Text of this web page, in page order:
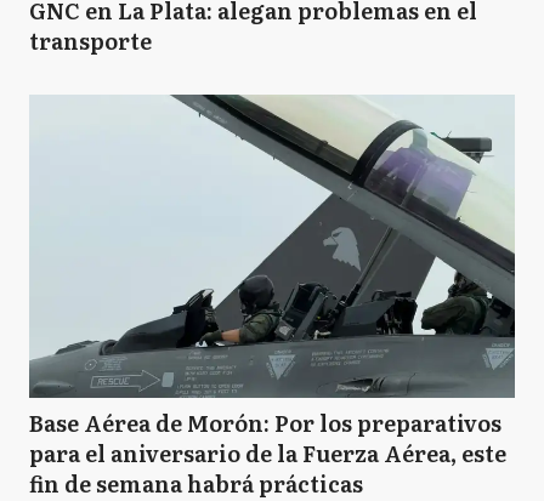
GNC en La Plata: alegan problemas en el
transporte
Base Aérea de Morón: Por los preparativos
para el aniversario de la Fuerza Aérea, este
fin de semana habrá prácticas